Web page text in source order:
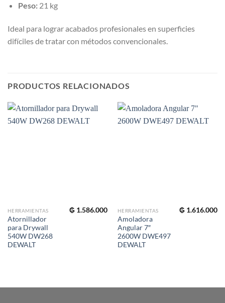
Peso:21 kg
Ideal para lograr acabados profesionales en superficies
difíciles de tratar con métodos convencionales.
PRODUCTOS RELACIONADOS
HERRAMIENTAS
Atornillador
para Drywall
540W DW268
DEWALT
₲ 1.586.000 HERRAMIENTAS
Amoladora
Angular 7″
2600W DWE497
DEWALT
₲ 1.616.000